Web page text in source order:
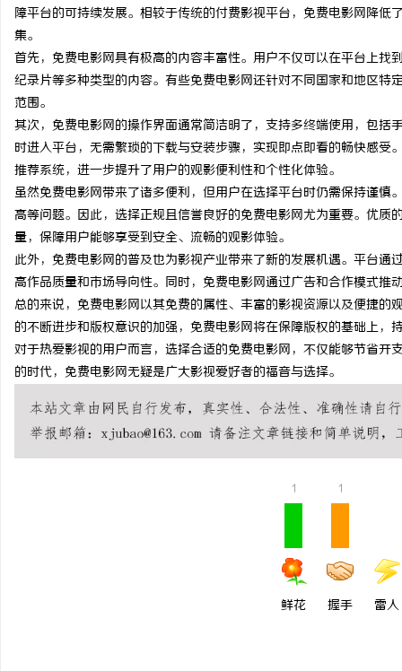
障平台的可持续发展。相较于传统的付费影视平台，免费电影网降
集。
首先，免费电影网具有极高的内容丰富性。用户不仅可以在平台上
纪录片等多种类型的内容。有些免费电影网还针对不同国家和地区
范围。
其次，免费电影网的操作界面通常简洁明了，支持多终端使用，包
时进入平台，无需繁琐的下载与安装步骤，实现即点即看的畅快感
推荐系统，进一步提升了用户的观影便利性和个性化体验。
虽然免费电影网带来了诸多便利，但用户在选择平台时仍需保持谨
高等问题。因此，选择正规且信誉良好的免费电影网尤为重要。优
量，保障用户能够享受到安全、流畅的观影体验。
此外，免费电影网的普及也为影视产业带来了新的发展机遇。平台
高作品质量和市场导向性。同时，免费电影网通过广告和合作模式推
总的来说，免费电影网以其免费的属性、丰富的影视资源以及便捷
的不断进步和版权意识的加强，免费电影网将在保障版权的基础上
对于热爱影视的用户而言，选择合适的免费电影网，不仅能够节省
的时代，免费电影网无疑是广大影视爱好者的福音与选择。
1
鲜花
1
握手 雷人
贝净 AC 国际医疗实验
全解析